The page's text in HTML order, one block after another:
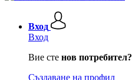
Вход
Вход
Вие сте нов потребител?
Създаване на профил